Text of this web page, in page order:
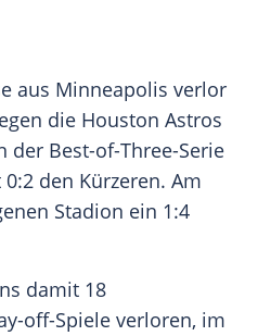
aus Minneapolis verlor
die Houston Astros
der Best-of-Three-Serie
den Kürzeren. Am
Stadion ein 1:4
damit 18
off-Spiele verloren, im